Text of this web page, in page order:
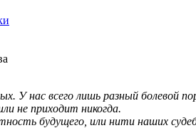
У нас всего лишь разный болевой
не приходит никогда.
будущего, или нити наших